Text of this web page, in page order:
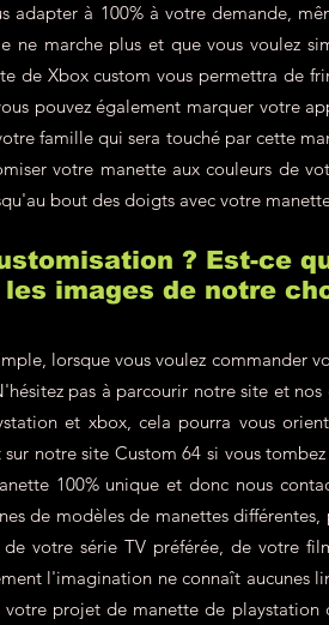
à 100% à votre demande,
marche plus et que vous voulez
de Xbox custom vous permettra de
pouvez également marquer votre
famille qui sera touché par cette
votre manette aux couleurs de
bout des doigts avec votre
? Est-ce
images de notre
lorsque vous voulez commander
pas à parcourir notre site et
et xbox, cela pourra vous
notre site Custom 64 si vous
100% unique et donc nous
de modèles de manettes
votre série TV préférée, de votre
l'imagination ne connaît aucunes
projet de manette de playstation